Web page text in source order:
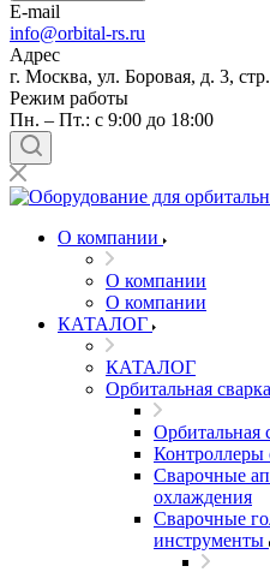
E-mail
info@orbital-rs.ru
Адрес
г. Москва, ул. Боровая, д. 3,
Режим работы
Пн. – Пт.: с 9:00 до 18:00
О компании
О компании
О компании
КАТАЛОГ
КАТАЛОГ
Орбитальная
Орбитальная
Контроллеры
Сварочные
охлаждения
Сварочные
инструменты